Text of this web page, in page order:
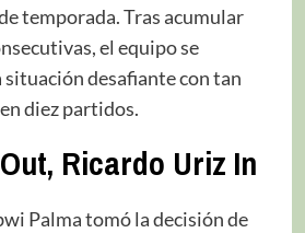
temporada. Tras acumular
el equipo se
desafiante con tan
diez partidos.
Ricardo Uriz In
Palma tomó la decisión de